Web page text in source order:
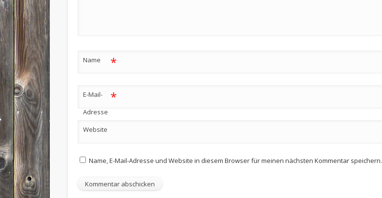
Name *
E-Mail-
Adresse
*
Website
Name, E-Mail-Adresse und Website in diesem Browser für meinen nächsten Kommentar speichern.